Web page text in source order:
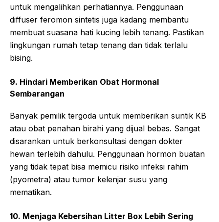
untuk mengalihkan perhatiannya. Penggunaan
diffuser feromon sintetis juga kadang membantu
membuat suasana hati kucing lebih tenang. Pastikan
lingkungan rumah tetap tenang dan tidak terlalu
bising.
9. Hindari Memberikan Obat Hormonal
Sembarangan
Banyak pemilik tergoda untuk memberikan suntik KB
atau obat penahan birahi yang dijual bebas. Sangat
disarankan untuk berkonsultasi dengan dokter
hewan terlebih dahulu. Penggunaan hormon buatan
yang tidak tepat bisa memicu risiko infeksi rahim
(pyometra) atau tumor kelenjar susu yang
mematikan.
10. Menjaga Kebersihan Litter Box Lebih Sering